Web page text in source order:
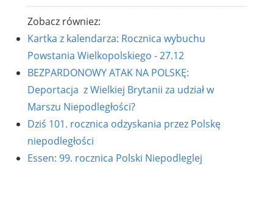
Zobacz równiez:
Kartka z kalendarza: Rocznica wybuchu
Powstania Wielkopolskiego - 27.12
BEZPARDONOWY ATAK NA POLSKĘ:
Deportacja z Wielkiej Brytanii za udział w
Marszu Niepodległości?
Dziś 101. rocznica odzyskania przez Polskę
niepodległości
Essen: 99. rocznica Polski Niepodleglej